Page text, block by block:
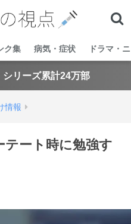
ク集 病気・症状 ドラマ・
リーズ累計24万部
情報
テート時に勉強す